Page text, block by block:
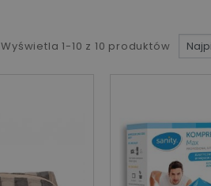
Wyświetla 1-10 z 10 produktów